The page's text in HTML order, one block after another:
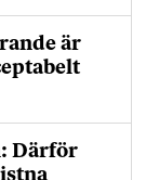
är
Därför